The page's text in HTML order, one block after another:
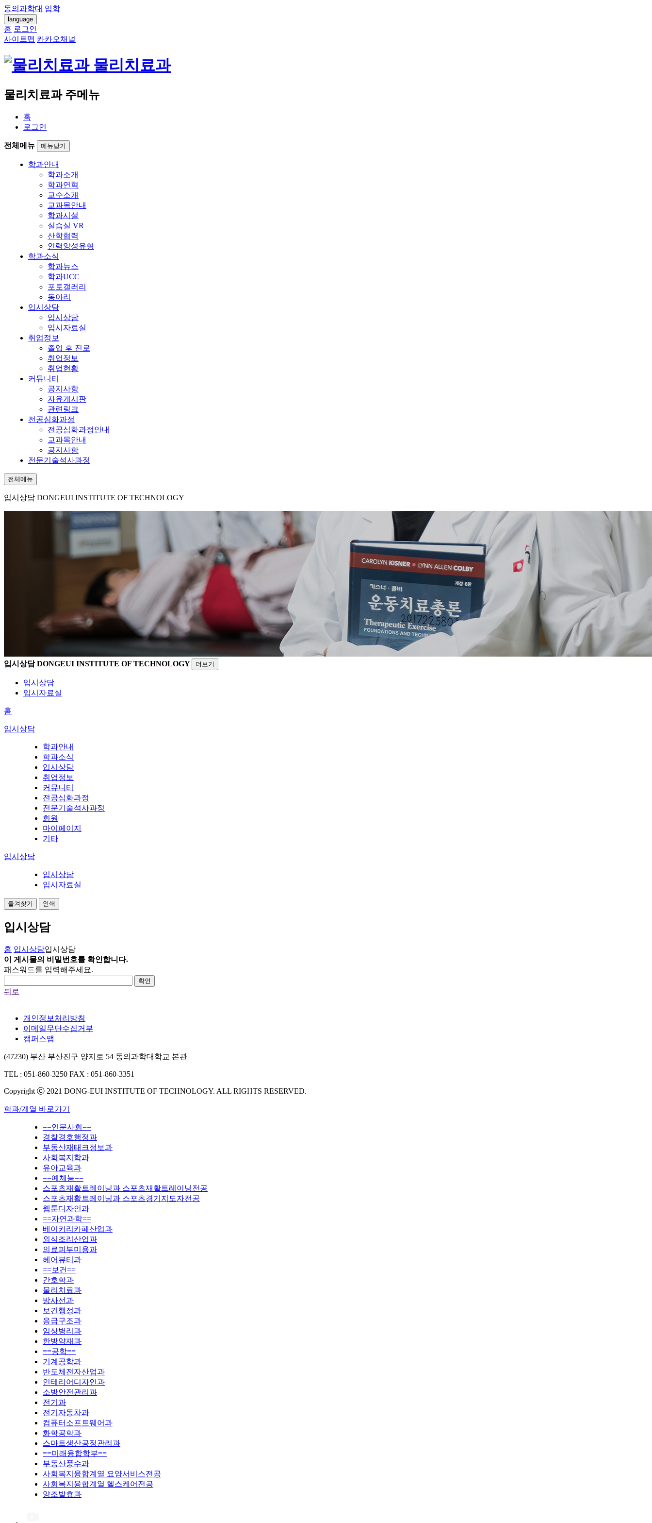
동의과학대 입학
language
홈 로그인
사이트맵 카카오채널
물리치료과
물리치료과 주메뉴
홈
로그인
전체메뉴 메뉴닫기
학과안내
학과소개
학과연혁
교수소개
교과목안내
학과시설
실습실 VR
산학협력
인력양성유형
학과소식
학과뉴스
학과UCC
포토갤러리
동아리
입시상담
입시상담
입시자료실
취업정보
졸업 후 진로
취업정보
취업현황
커뮤니티
공지사항
자유게시판
관련링크
전공심화과정
전공심화과정안내
교과목안내
공지사항
전문기술석사과정
전체메뉴
입시상담 DONGEUI INSTITUTE OF TECHNOLOGY
입시상담DONGEUI INSTITUTE OF TECHNOLOGY 더보기
입시상담
입시자료실
홈
입시상담
학과안내
학과소식
입시상담
취업정보
커뮤니티
전공심화과정
전문기술석사과정
회원
마이페이지
기타
입시상담
입시상담
입시자료실
즐겨찾기 인쇄
입시상담
홈 입시상담입시상담
이 게시물의 비밀번호를 확인합니다.
패스워드를 입력해주세요.
확인
뒤로
개인정보처리방침
이메일무단수집거부
캠퍼스맵
(47230) 부산 부산진구 양지로 54 동의과학대학교 본관
TEL : 051-860-3250 FAX : 051-860-3351
Copyright ⓒ 2021 DONG-EUI INSTITUTE OF TECHNOLOGY. ALL RIGHTS RESERVED.
학과/계열 바로가기
==인문사회==
경찰경호행정과
부동산재태크정보과
사회복지학과
유아교육과
==예체능==
스포츠재활트레이닝과 스포츠재활트레이닝전공
스포츠재활트레이닝과 스포츠경기지도자전공
웹툰디자인과
==자연과학==
베이커리카페산업과
외식조리산업과
의료피부미용과
헤어뷰티과
==보건==
간호학과
물리치료과
방사선과
보건행정과
응급구조과
임상병리과
한방약재과
==공학==
기계공학과
반도체전자산업과
인테리어디자인과
소방안전관리과
전기과
전기자동차과
컴퓨터소프트웨어과
화학공학과
스마트생산공정관리과
==미래융합학부==
부동산풍수과
사회복지융합계열 요양서비스전공
사회복지융합계열 헬스케어전공
양조발효과